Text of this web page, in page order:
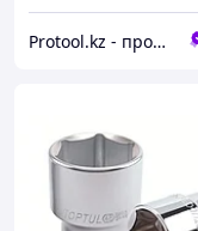
Protool.kz - продажа электроинструмента, ручные строительные и садовые инструменты